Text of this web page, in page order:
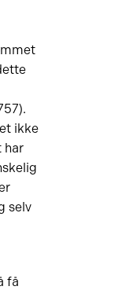
ikke
har
selv
få